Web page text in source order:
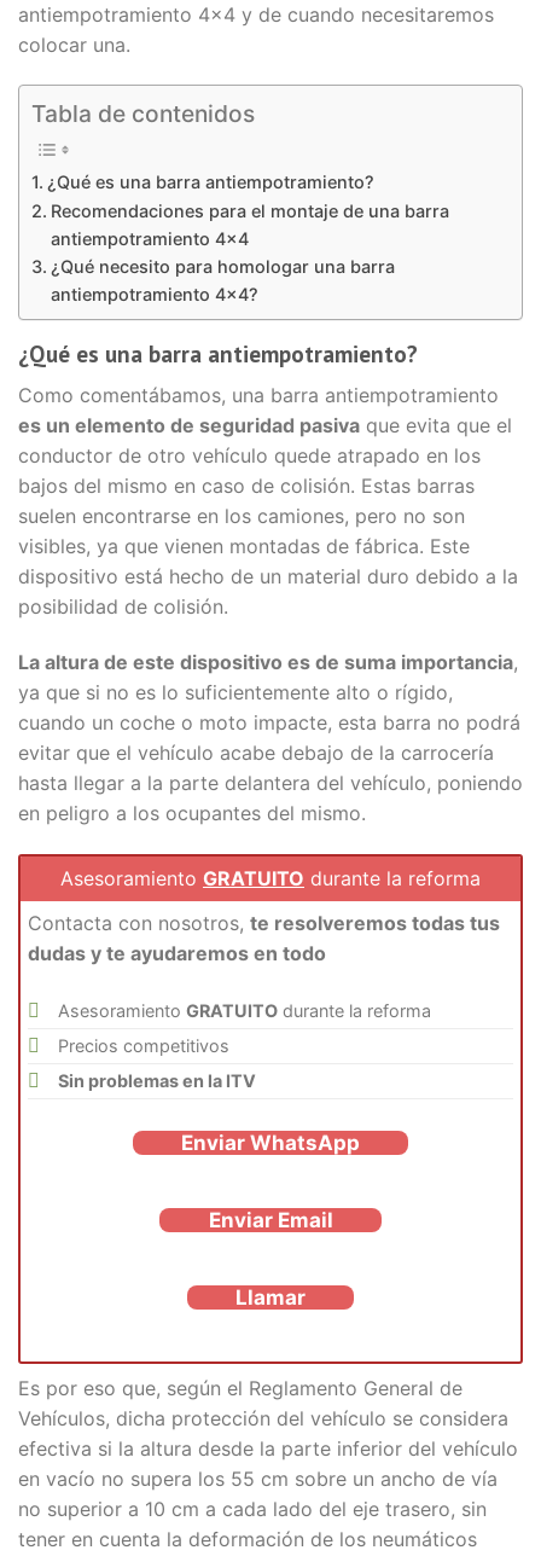
antiempotramiento 4×4 y de cuando necesitaremos
colocar una.
Tabla de contenidos
¿Qué es una barra antiempotramiento?
Recomendaciones para el montaje de una barra
antiempotramiento 4×4
¿Qué necesito para homologar una barra
antiempotramiento 4×4?
¿Qué es una barra antiempotramiento?
Como comentábamos, una barra antiempotramiento
es un elemento de seguridad pasiva que evita que el
conductor de otro vehículo quede atrapado en los
bajos del mismo en caso de colisión. Estas barras
suelen encontrarse en los camiones, pero no son
visibles, ya que vienen montadas de fábrica. Este
dispositivo está hecho de un material duro debido a la
posibilidad de colisión.
La altura de este dispositivo es de suma importancia,
ya que si no es lo suficientemente alto o rígido,
cuando un coche o moto impacte, esta barra no podrá
evitar que el vehículo acabe debajo de la carrocería
hasta llegar a la parte delantera del vehículo, poniendo
en peligro a los ocupantes del mismo.
Asesoramiento GRATUITO durante la reforma
Contacta con nosotros,te resolveremos todas tus
dudas y te ayudaremos en todo
AsesoramientoGRATUITO durante la reforma
Precios competitivos
Sin problemas en la ITV
Enviar WhatsApp
Enviar Email
Llamar
Es por eso que, según el Reglamento General de
Vehículos, dicha protección del vehículo se considera
efectiva si la altura desde la parte inferior del vehículo
en vacío no supera los 55 cm sobre un ancho de vía
no superior a 10 cm a cada lado del eje trasero, sin
tener en cuenta la deformación de los neumáticos